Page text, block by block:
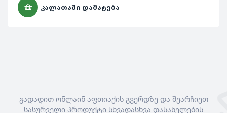
ᲙᲐᲚᲐᲗᲐᲨᲘ ᲓᲐᲛᲐᲢᲔᲑᲐ
გადადით ონლაინ აფთიაქის გვერდზე და შეარჩიეთ
სასურველი პროდუქტი სხვადასხვა დასახელების